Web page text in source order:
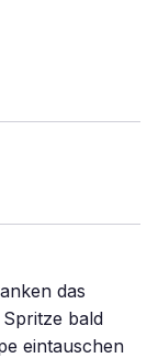
das
bald
eintauschen